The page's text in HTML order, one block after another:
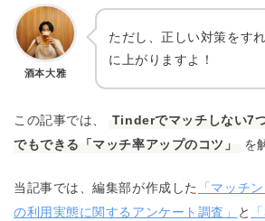
酒本大雅
ただし、正しい対策をす
に上がりますよ！
この記事では、 Tinderでマッチしない7
でもできる「マッチ率アップのコツ」
を
当記事では、編集部が作成した
「マッチ
の利用実態に関するアンケート調査」
と